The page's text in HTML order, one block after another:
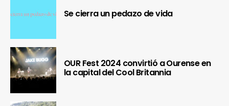
Se cierra un pedazo de vida
OUR Fest 2024 convirtió a Ourense en
la capital del Cool Britannia